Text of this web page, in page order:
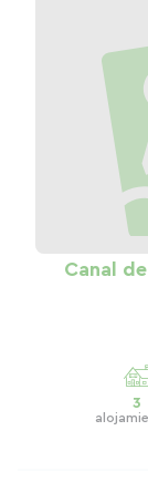
Canal
3